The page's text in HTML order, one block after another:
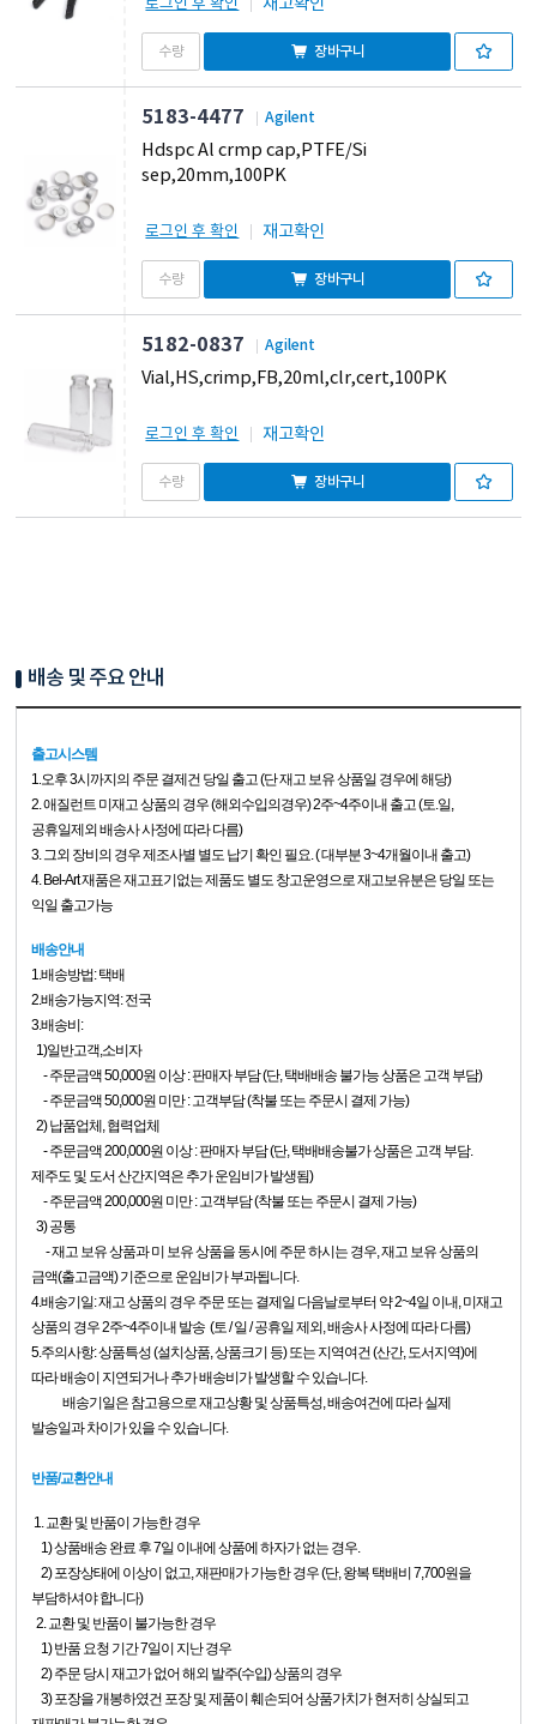
로그인 후 확인 재고확인
장바구니
5183-4477 Agilent
Hdspc Al crmp cap,PTFE/Si
sep,20mm,100PK
로그인 후 확인 재고확인
장바구니
5182-0837 Agilent
Vial,HS,crimp,FB,20ml,clr,cert,100PK
로그인 후 확인 재고확인
장바구니
배송 및 주요 안내
출고시스템
1.오후 3시까지의 주문 결제건 당일 출고 (단 재고 보유 상품일 경우에 해당)
2. 애질런트 미재고 상품의 경우 (해외수입의경우) 2주~4주이내 출고 (토.일,
공휴일제외 배송사 사정에 따라 다름)
3. 그외 장비의 경우 제조사별 별도 납기 확인 필요. ( 대부분 3~4개월이내 출고)
4. Bel-Art 재품은 재고표기없는 제품도 별도 창고운영으로 재고보유분은 당일 또는
익일 출고가능
배송안내
1.배송방법: 택배
2.배송가능지역: 전국
3.배송비:
1)일반고객,소비자
- 주문금액 50,000원 이상 : 판매자 부담 (단, 택배배송 불가능 상품은 고객 부담)
- 주문금액 50,000원 미만 : 고객부담 (착불 또는 주문시 결제 가능)
2) 납품업체, 협력업체
- 주문금액 200,000원 이상 : 판매자 부담 (단, 택배배송불가 상품은 고객 부담.
제주도 및 도서 산간지역은 추가 운임비가 발생됨)
- 주문금액 200,000원 미만 : 고객부담 (착불 또는 주문시 결제 가능)
3) 공통
- 재고 보유 상품과 미 보유 상품을 동시에 주문 하시는 경우, 재고 보유 상품의
금액(출고금액) 기준으로 운임비가 부과됩니다.
4.배송기일: 재고 상품의 경우 주문 또는 결제일 다음날로부터 약 2~4일 이내,미재고
상품의 경우 2주~4주이내 발송 (토 / 일 / 공휴일 제외, 배송사 사정에 따라 다름)
5.주의사항: 상품특성 (설치상품, 상품크기 등) 또는 지역여건 (산간, 도서지역)에
따라 배송이 지연되거나 추가 배송비가 발생할 수 있습니다.
배송기일은 참고용으로 재고상황 및 상품특성, 배송여건에 따라 실제
발송일과 차이가 있을 수 있습니다.
반품/교환안내
1. 교환 및 반품이 가능한 경우
1) 상품배송 완료 후 7일 이내에 상품에 하자가 없는 경우.
2) 포장상태에 이상이 없고, 재판매가 가능한 경우 (단, 왕복 택배비 7,700원을
부담하셔야 합니다)
2. 교환 및 반품이 불가능한 경우
1) 반품 요청 기간 7일이 지난 경우
2) 주문 당시 재고가 없어 해외 발주(수입) 상품의 경우
3) 포장을 개봉하였건 포장 및 제품이 훼손되어 상품가치가 현저히 상실되고